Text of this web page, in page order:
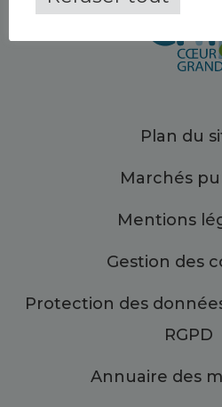
Plan du
Marchés
Mentions
Gestion des
Protection des
RGPD
Annuaire des